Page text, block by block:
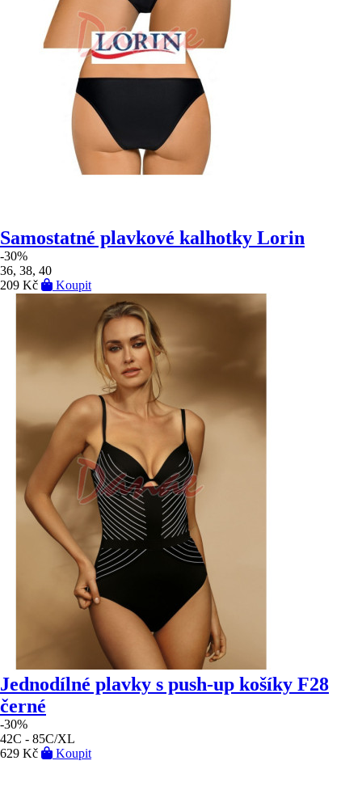
Samostatné plavkové kalhotky Lorin
-30%
36, 38, 40
209 Kč
Koupit
Jednodílné plavky s push-up košíky F28
černé
-30%
42C - 85C/XL
629 Kč
Koupit